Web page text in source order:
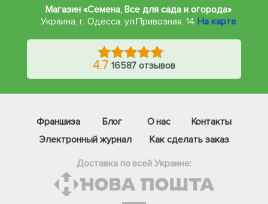
Магазин «Семена, Все для сада и огорода»
Украина, г. Одесса, ул.Привозная, 14 На карте
4.7 16587 отзывов
Франшиза Блог О нас
Контакты
Электронный журнал
Как сделать заказ
Доставка по всей Украине: